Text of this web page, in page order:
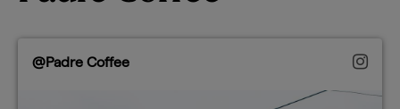
@Padre Coffee